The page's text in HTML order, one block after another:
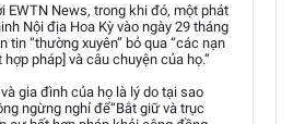
EWTN News, trong khi đó, một phát
Nội địa Hoa Kỳ vào ngày 29 tháng
tin “thường xuyên” bỏ qua “các nạn
pháp] và câu chuyện của họ.”
gia đình của họ là lý do tại sao
ngừng nghỉ để“Bắt giữ và trục